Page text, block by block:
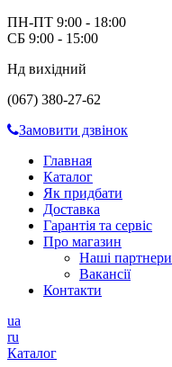
ПН-ПТ 9:00 - 18:00
СБ 9:00 - 15:00
Нд вихідний
(067) 380-27-62
Замовити дзвінок
Главная
Каталог
Як придбати
Доставка
Гарантія та сервіс
Про магазин
Наші партнери
Вакансії
Контакти
ua
ru
Каталог